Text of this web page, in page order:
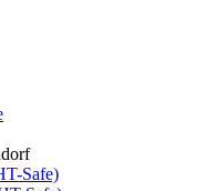
Safe)